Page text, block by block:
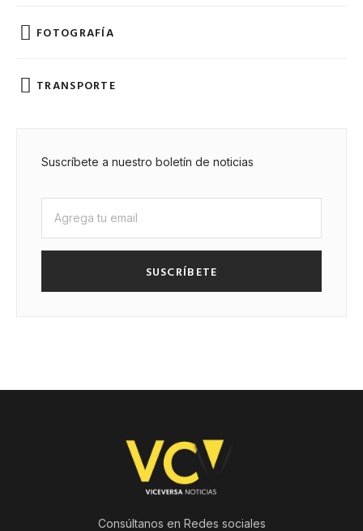
FOTOGRAFÍA
TRANSPORTE
Suscríbete a nuestro boletín de noticias
SUSCRÍBETE
Consúltanos en Redes sociales